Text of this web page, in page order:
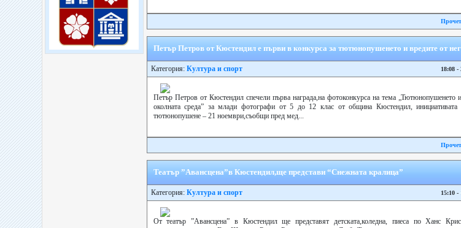
Петър Петров от Кюстендил е първи в конкурса за тютюнопушенето и вредите от
Категория: Култура и спорт 18:08 -
Петър Петров от Кюстендил спечели първа награда,на фотоконкурса на тема „Тютюнопушенето
околната среда” за млади фотографи от 5 до 12 клас от община Кюстендил,
тютюнопушене – 21 ноември,съобщи пред мед...
Театър ”Авансцена”в Кюстендил,ще представи “Снежната кралица”
Категория: Култура и спорт 15:10 -
От театър ”Авансцена” в Кюстендил ще представят детската,коледна, пиеса по Ханс